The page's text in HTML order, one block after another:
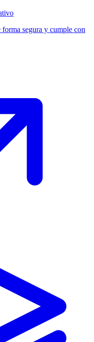
segura y cumple con